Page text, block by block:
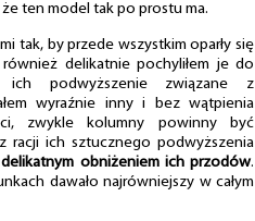
że ten model tak po prostu ma.
tak, by przede wszystkim oparły się
delikatnie pochyliłem je do
ich podwyższenie związane z
wyraźnie inny i bez wątpienia
zwykle kolumny powinny być
racji ich sztucznego podwyższenia
obniżeniem ich przodów.
dawało najrówniejszy w całym